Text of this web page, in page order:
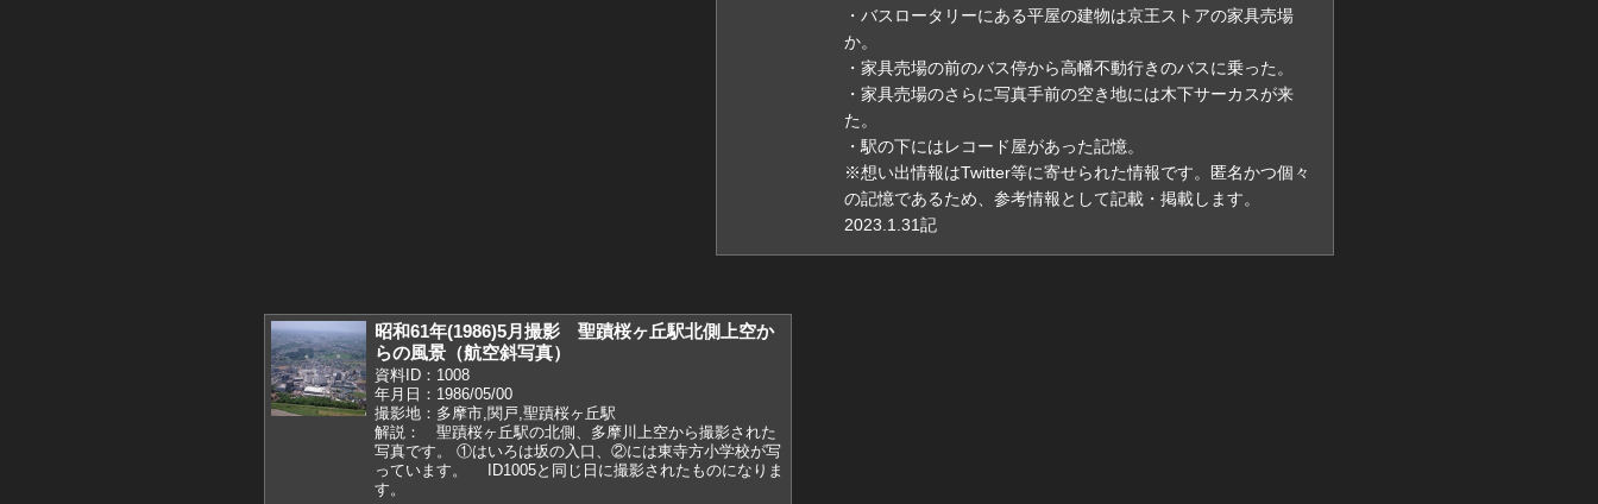
・バスロータリーにある平屋の建物は京王ストアの家具売場
か。
・家具売場の前のバス停から高幡不動行きのバスに乗った。
・家具売場のさらに写真手前の空き地には木下サーカスが来
た。
・駅の下にはレコード屋があった記憶。
※想い出情報はTwitter等に寄せられた情報です。匿名かつ個々
の記憶であるため、参考情報として記載・掲載します。
2023.1.31記
昭和61年(1986)5月撮影 聖蹟桜ヶ丘駅北側上空か
らの風景（航空斜写真）
資料ID：1008
年月日：1986/05/00
撮影地：多摩市,関戸,聖蹟桜ヶ丘駅
解説： 聖蹟桜ヶ丘駅の北側、多摩川上空から撮影された
写真です。 ①はいろは坂の入口、②には東寺方小学校が写
っています。 ID1005と同じ日に撮影されたものになりま
す。